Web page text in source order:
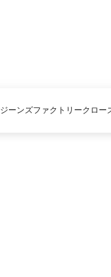
ジーンズファクトリークロー